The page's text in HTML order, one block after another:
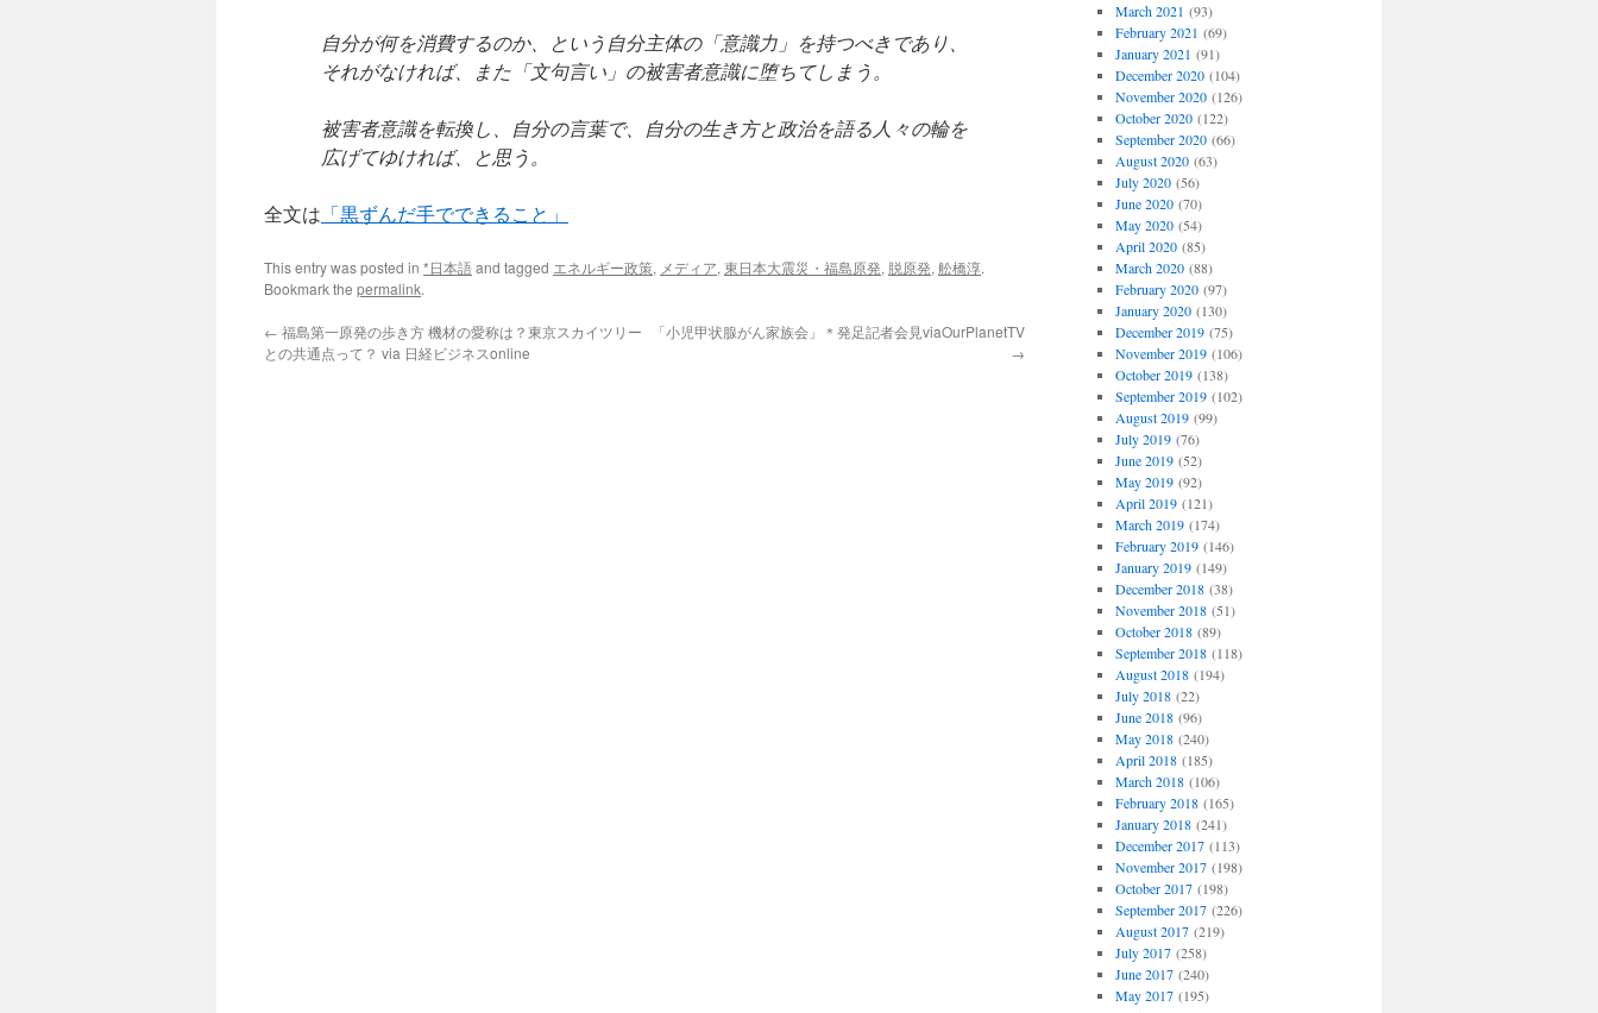
自分が何を消費するのか、という自分主体の「意識力」を持つべきであり、
それがなければ、また「文句言い」の被害者意識に堕ちてしまう。
被害者意識を転換し、自分の言葉で、自分の生き方と政治を語る人々の輪を
広げてゆければ、と思う。
全文は 「黒ずんだ手でできること」
This entry was posted in *日本語and tagged エネルギー政策, メディア, 東日本大震災・福島原発, 脱原発, 舩橋淳.
Bookmark the permalink.
← 福島第一原発の歩き方 機材の愛称は？東京スカイツリー
との共通点って？ via 日経ビジネスonline
「小児甲状腺がん家族会」＊発足記者会見viaOurPlanetTV
→
March 2021 (93)
February 2021 (69)
January 2021 (91)
December 2020(104)
November 2020(126)
October 2020(122)
September 2020(66)
August 2020(63)
July 2020(56)
June 2020(70)
May 2020(54)
April 2020(85)
March 2020(88)
February 2020(97)
January 2020(130)
December 2019(75)
November 2019(106)
October 2019(138)
September 2019(102)
August 2019(99)
July 2019(76)
June 2019(52)
May 2019(92)
April 2019(121)
March 2019(174)
February 2019(146)
January 2019(149)
December 2018(38)
November 2018(51)
October 2018(89)
September 2018(118)
August 2018(194)
July 2018(22)
June 2018(96)
May 2018(240)
April 2018(185)
March 2018(106)
February 2018(165)
January 2018(241)
December 2017(113)
November 2017(198)
October 2017(198)
September 2017(226)
August 2017(219)
July 2017(258)
June 2017(240)
May 2017(195)